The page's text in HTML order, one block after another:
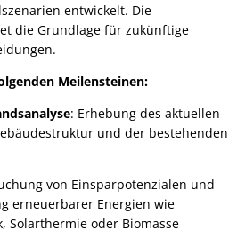
entwickelt. Die
die Grundlage für zukünftige
Meilensteinen:
: Erhebung des aktuellen
und der bestehenden
von Einsparpotenzialen und
erneuerbarer Energien wie
Solarthermie oder Biomasse